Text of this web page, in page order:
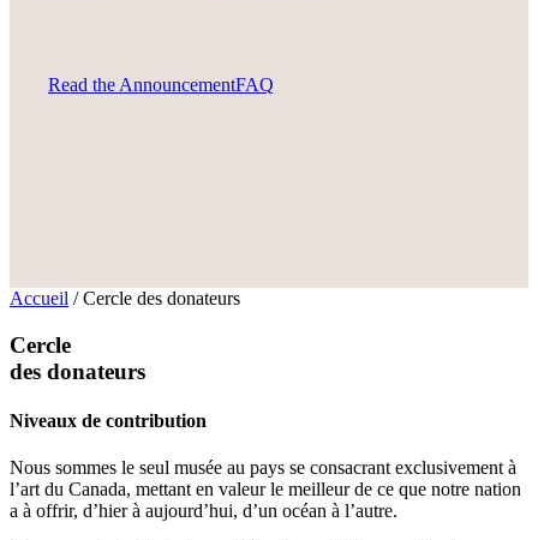
Read the AnnouncementFAQ
Accueil / Cercle des donateurs
Cercle
des donateurs
Niveaux de contribution
Nous sommes le seul musée au pays se consacrant exclusivement à
l’art du Canada, mettant en valeur le meilleur de ce que notre nation
a à offrir, d’hier à aujourd’hui, d’un océan à l’autre.